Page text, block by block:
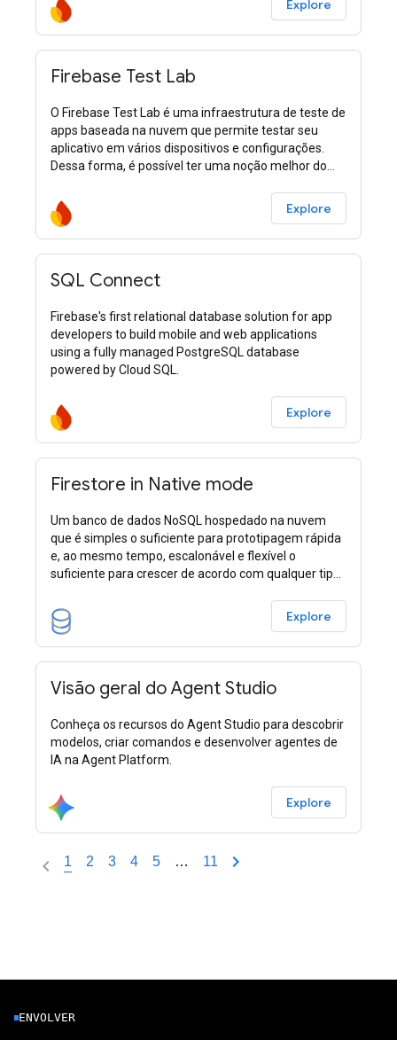
Explore
Firebase Test Lab
O Firebase Test Lab é uma infraestrutura de teste de
apps baseada na nuvem que permite testar seu
aplicativo em vários dispositivos e configurações.
Dessa forma, é possível ter uma noção melhor do
Explore
SQL Connect
Firebase's first relational database solution for app
developers to build mobile and web applications
using a fully managed PostgreSQL database
powered by Cloud SQL.
Explore
Firestore in Native mode
Um banco de dados NoSQL hospedado na nuvem
que é simples o suficiente para prototipagem rápida
e, ao mesmo tempo, escalonável e flexível o
suficiente para crescer de acordo com qualquer tipo
Explore
Visão geral do Agent Studio
Conheça os recursos do Agent Studio para descobrir
modelos, criar comandos e desenvolver agentes de
IA na Agent Platform.
Explore
1 2 3 4 5 … 11
ENVOLVER